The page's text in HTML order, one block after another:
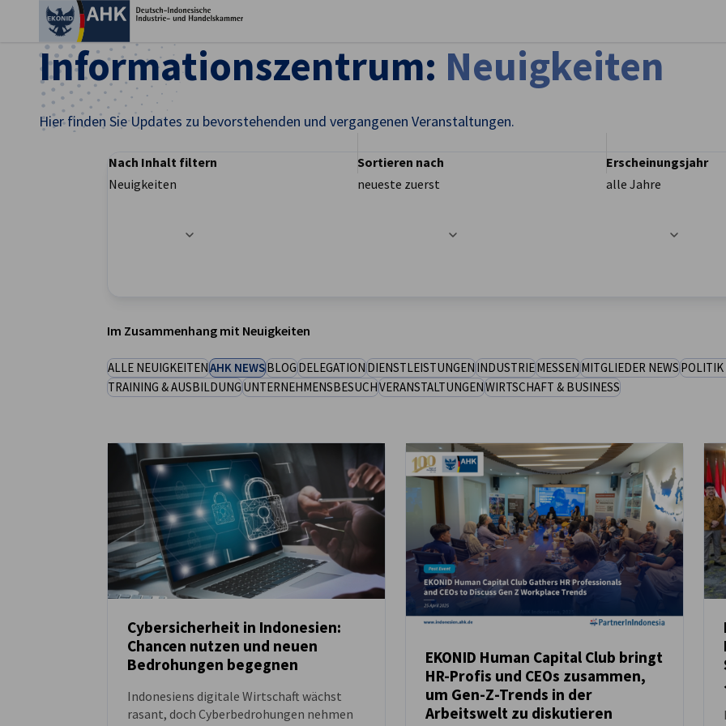
Indonesia
Informationszentrum: Neuigkeiten
Hier finden Sie Updates zu bevorstehenden und vergangenen Veranstaltungen.
Filteroptionen wurden erfolgreich aktualisiert
Nach Inhalt filtern
Neuigkeiten
Sortieren nach
neueste zuerst
Erscheinungsjahr
alle Jahre
Im Zusammenhang mit Neuigkeiten
ALLE NEUIGKEITENAHK NEWSBLOGDELEGATIONDIENSTLEISTUNGENINDUSTRIEMESSENMITGLIEDER NEWSPOLITIK
TRAINING & AUSBILDUNGUNTERNEHMENSBESUCHVERANSTALTUNGENWIRTSCHAFT & BUSINESS
NEUIGKEITEN
Cybersicherheit in Indonesien:
Chancen nutzen und neuen
Bedrohungen begegnen
Indonesiens digitale Wirtschaft wächst
rasant, doch Cyberbedrohungen nehmen
NEUIGKEITEN
EKONID Human Capital Club bringt
HR-Profis und CEOs zusammen,
um Gen-Z-Trends in der
Arbeitswelt zu diskutieren